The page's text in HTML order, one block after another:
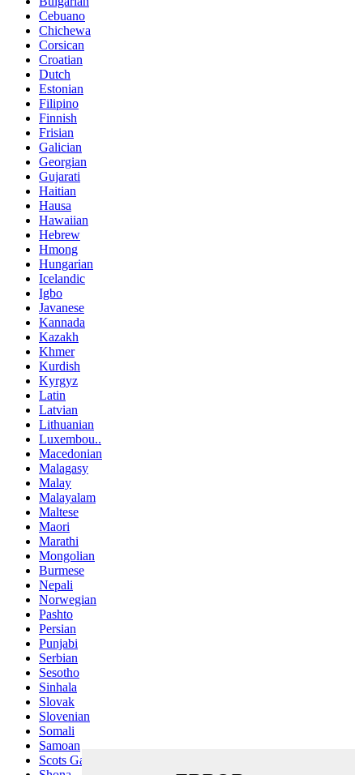
Cebuano
Chichewa
Corsican
Croatian
Dutch
Estonian
Filipino
Finnish
Frisian
Galician
Georgian
Gujarati
Haitian
Hausa
Hawaiian
Hebrew
Hmong
Hungarian
Icelandic
Igbo
Javanese
Kannada
Kazakh
Khmer
Kurdish
Kyrgyz
Latin
Latvian
Lithuanian
Luxembou..
Macedonian
Malagasy
Malay
Malayalam
Maltese
Maori
Marathi
Mongolian
Burmese
Nepali
Norwegian
Pashto
Persian
Punjabi
Serbian
Sesotho
Sinhala
Slovak
Slovenian
Somali
Samoan
Scots Gaelic